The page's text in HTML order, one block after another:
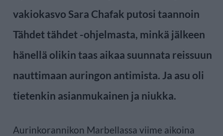
vakiokasvo Sara Chafak putosi taannoin
Tähdet tähdet -ohjelmasta, minkä jälkeen
hänellä olikin taas aikaa suunnata reissuun
nauttimaan auringon antimista. Ja asu oli
tietenkin asianmukainen ja niukka.
Aurinkorannikon Marbellassa viime aikoina